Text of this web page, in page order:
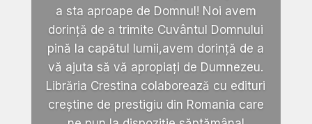
a sta aproape de Domnul! Noi avem
dorință de a trimite Cuvântul Domnului
pină la capătul lumii,avem dorință de a
vă ajuta să vă apropiați de Dumnezeu.
Librăria Crestina colaborează cu edituri
creștine de prestigiu din Romania care